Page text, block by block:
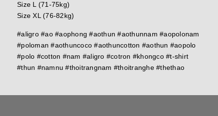
Size L (71-75kg)
Size XL (76-82kg)
#aligro #ao #aophong #aothun #aothunnam #aopolonam
#poloman #aothuncoco #aothuncotton #aothun #aopolo
#polo #cotton #nam #aligro #cotron #khongco #t-shirt
#thun #namnu #thoitrangnam #thoitranghe #thethao